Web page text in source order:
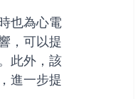
也為心電
，可以提
此外，該
進一步提